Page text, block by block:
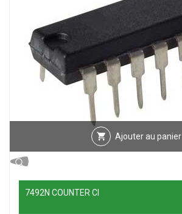
Ajouter au panier
7492N COUNTER CI